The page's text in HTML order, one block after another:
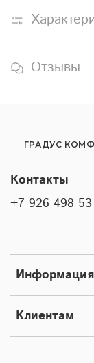
Отзывы
ГРАДУС
Информация
Клиентам
Контакты
+7 926 498-